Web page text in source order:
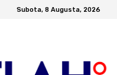
Subota, 8 Augusta, 2026